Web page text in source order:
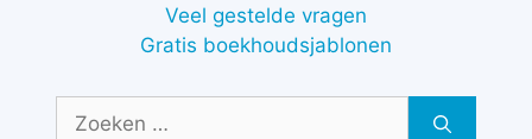
Veel gestelde vragen
Gratis boekhoudsjablonen
Zoek